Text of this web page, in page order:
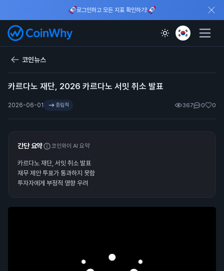
로그인하고 모든 지표 확인하기!
코인뉴스
카르다노 재단, 2026 카르다노 서밋 취소 발표
2026-06-01 중립적 367 0 0
간단 요약 코인와이 AI 요약
카르다노 재단, 서밋 취소 발표
재무 제안 투표가 통과하지 못함
투자자에게 부정적 영향 우려